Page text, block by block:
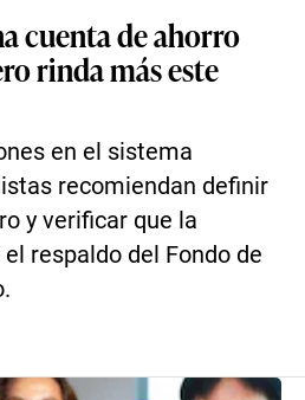
cuenta de ahorro
rinda más este
en el sistema
recomiendan definir
y verificar que la
respaldo del Fondo de